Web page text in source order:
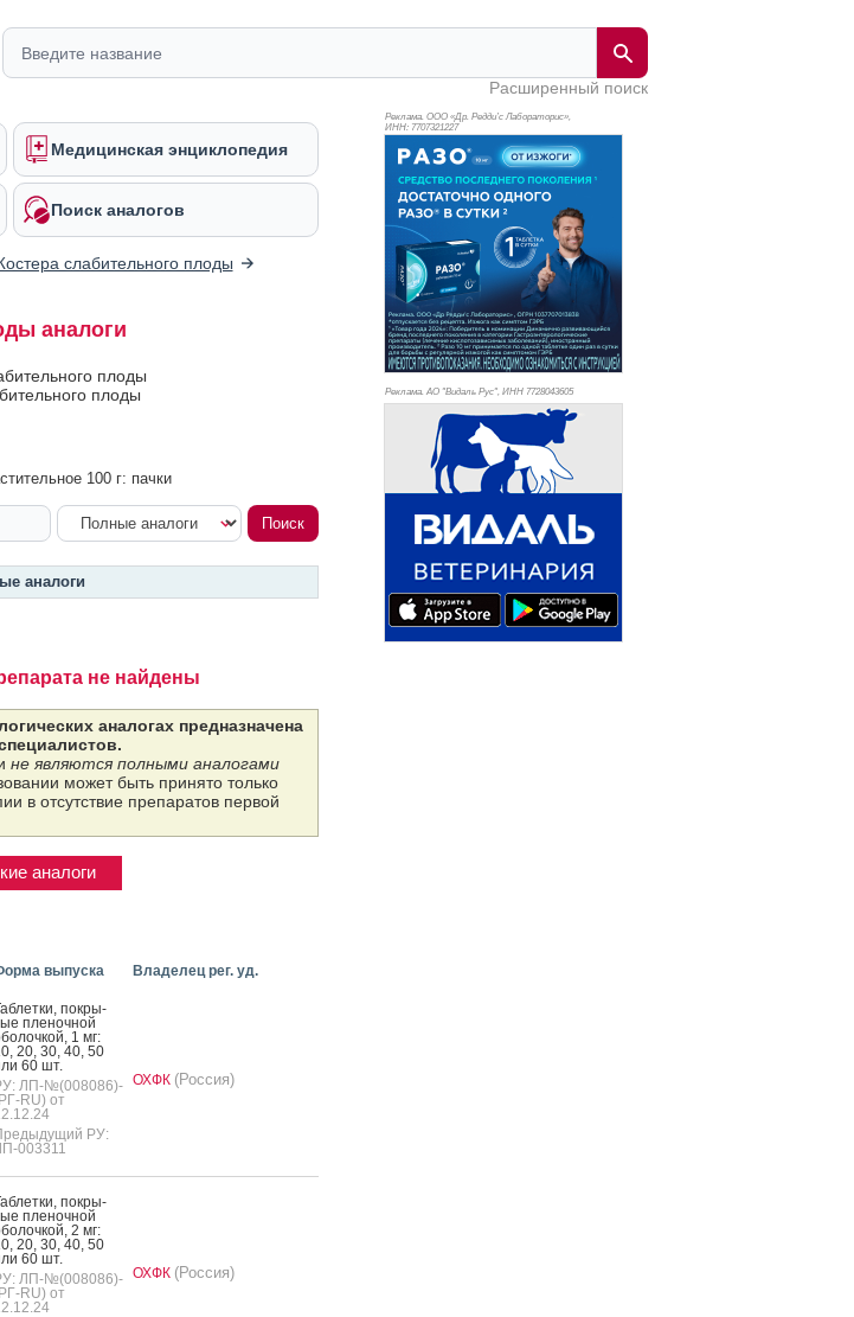
Расширенный поиск
Медицинская энциклопедия
Поиск аналогов
слабительного плоды
аналоги
плоды
плоды
100 г: пачки
аналоги
не найдены
аналогах предназначена
не являются полными аналогами
может быть принято только
в отсутствие препаратов первой
аналоги
выпуска Владелец рег. уд.
пок­ры­
пле­ноч­ной
1 мг:
20, 30, 40, 50
60 шт.
ЛП-№(008086)-
RU) от
РУ:
003311
ОХФК (Россия)
пок­ры­
пле­ноч­ной
2 мг:
20, 30, 40, 50
60 шт.
ЛП-№(008086)-
RU) от
ОХФК (Россия)
Реклама. ООО «Др. Редди’с Лабораторис»,
ИНН: 7707321227
Реклама. АО "Видаль Рус", ИНН 7728043605